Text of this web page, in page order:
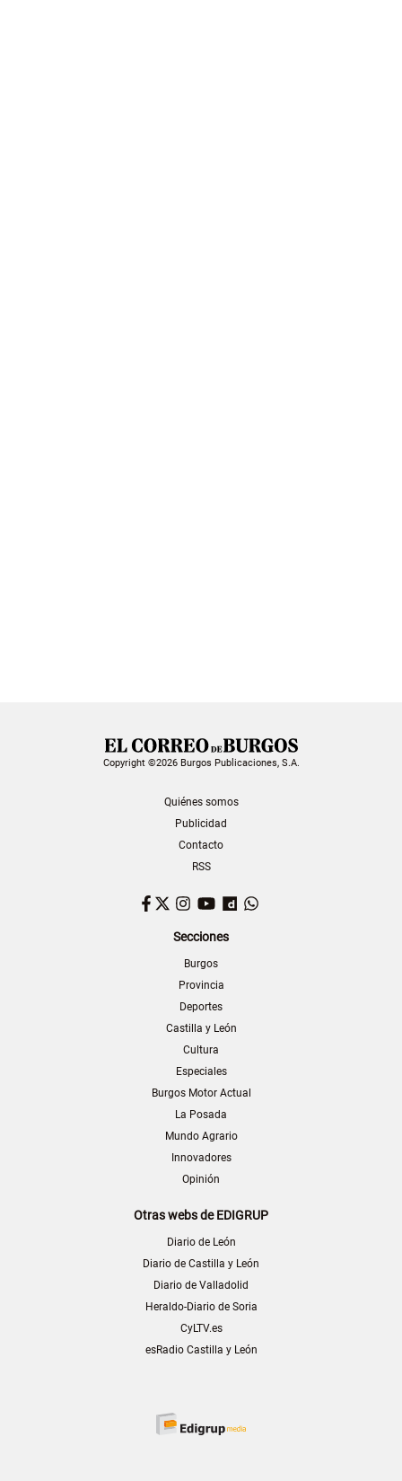
Copyright ©2026 Burgos Publicaciones, S.A.
Quiénes somos
Publicidad
Contacto
RSS
Facebook
TwitterInstagram
YouTubeDailymotion
Secciones
Burgos
Provincia
Deportes
Castilla y León
Cultura
Especiales
Burgos Motor Actual
La Posada
Mundo Agrario
Innovadores
Opinión
Otras webs de EDIGRUP
Diario de León
Diario de Castilla y León
Diario de Valladolid
Heraldo-Diario de Soria
CyLTV.es
esRadio Castilla y León